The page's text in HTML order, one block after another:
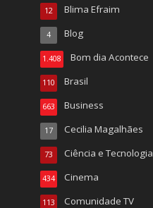
Blima Efraim
12
Blog
4
Bom dia Acontece
1.408
Brasil
110
Business
663
Cecilia Magalhães
17
Ciência e Tecnologia
73
Cinema
434
Comunidade TV
113